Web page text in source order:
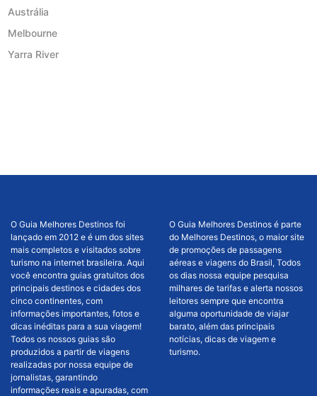
Austrália
Melbourne
Yarra River
O Guia Melhores Destinos foi
lançado em 2012 e é um dos sites
mais completos e visitados sobre
turismo na internet brasileira. Aqui
você encontra guias gratuitos dos
principais destinos e cidades dos
cinco continentes, com
informações importantes, fotos e
dicas inéditas para a sua viagem!
Todos os nossos guias são
produzidos a partir de viagens
realizadas por nossa equipe de
jornalistas, garantindo
informações reais e apuradas, com
O Guia Melhores Destinos é parte
do Melhores Destinos, o maior site
de promoções de passagens
aéreas e viagens do Brasil, Todos
os dias nossa equipe pesquisa
milhares de tarifas e alerta nossos
leitores sempre que encontra
alguma oportunidade de viajar
barato, além das principais
notícias, dicas de viagem e
turismo.